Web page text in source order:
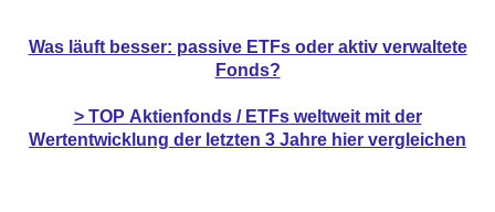
Was läuft besser: passive ETFs oder aktiv verwaltete
Fonds?
> TOP Aktienfonds / ETFsweltweit mit der
Wertentwicklung der letzten 3 Jahre hier vergleichen